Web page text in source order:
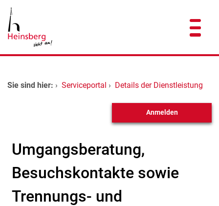
Zum Hauptinhalt springen
Zum Header
Zum Hauptinhalt
Zum Footer
Dienstleistungen A-Z
Sie sind hier: › Serviceportal › Details der Dienstleistung
Anmelden
Umgangsberatung,
Besuchskontakte sowie
Trennungs- und